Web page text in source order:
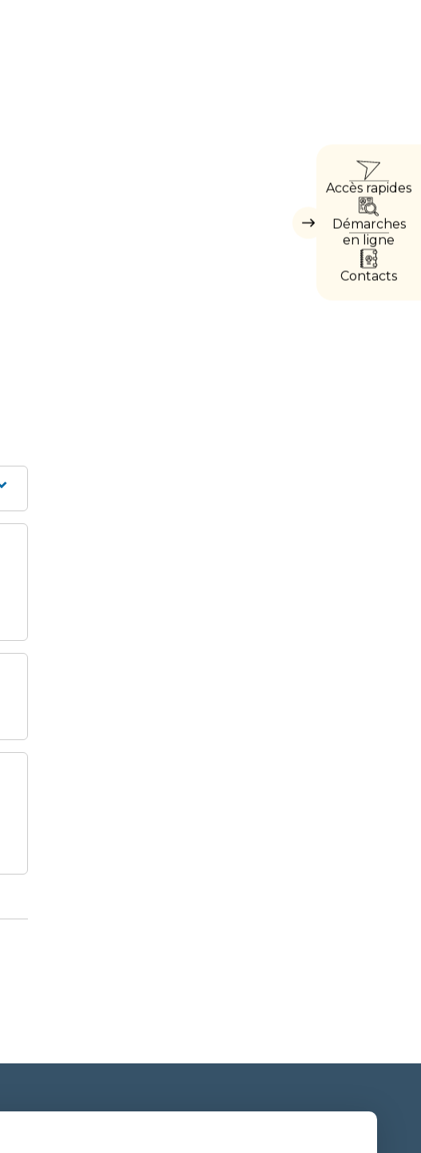
Masquer
Accès rapides
Démarches
en ligne
Contacts